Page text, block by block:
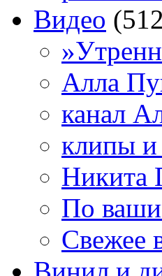
Видео
Алла
канал
клипы
Никита
По
Свежее